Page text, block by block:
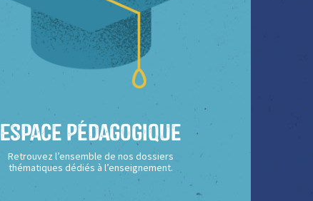
Espace Pédagogique
Retrouvez l’ensemble de nos dossiers
thématiques dédiés à l’enseignement.